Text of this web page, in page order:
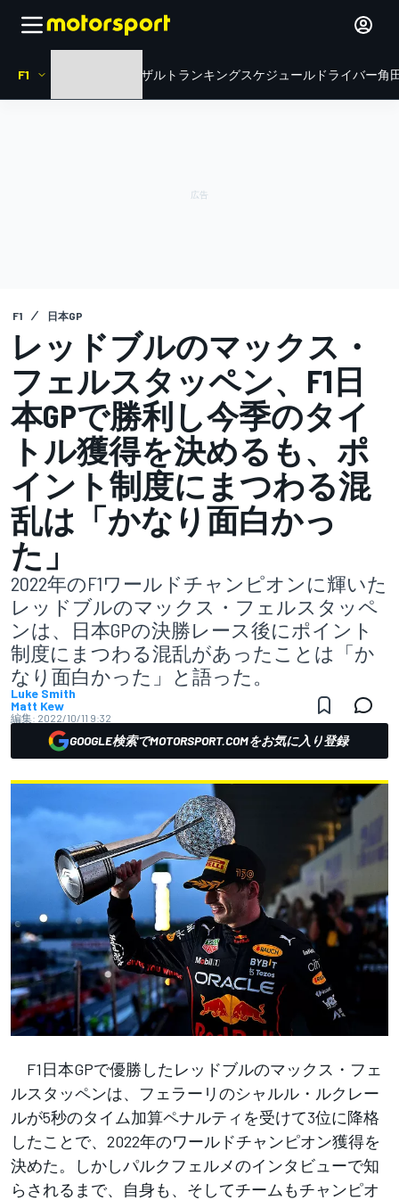
F1 リザルト ランキングスケジュール ドライバー角
F1 日本GP
レッドブルのマックス・
フェルスタッペン、F1日
本GPで勝利し今季のタイ
トル獲得を決めるも、ポ
イント制度にまつわる混
乱は「かなり面白かっ
た」
2022年のF1ワールドチャンピオンに輝いた
レッドブルのマックス・フェルスタッペ
ンは、日本GPの決勝レース後にポイント
制度にまつわる混乱があったことは「か
なり面白かった」と語った。
Luke Smith
Matt Kew
編集: 2022/10/11 9:32
GOOGLE検索でMOTORSPORT.COMをお気に入り登録
F1日本GPで優勝したレッドブルのマックス・フェ
ルスタッペンは、フェラーリのシャルル・ルクレー
ルが5秒のタイム加算ペナルティを受けて3位に降格
したことで、2022年のワールドチャンピオン獲得を
決めた。しかしパルクフェルメのインタビューで知
らされるまで、自身も、そしてチームもチャンピオ